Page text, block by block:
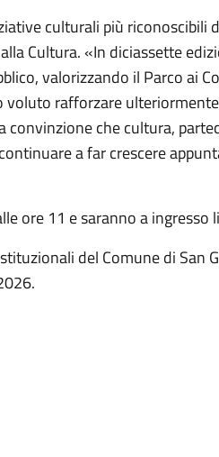
culturali più riconoscibili
Cultura. «In diciassette
valorizzando il Parco ai
voluto rafforzare
che cultura,
a far crescere
ore 11 e saranno a ingresso
del Comune di San